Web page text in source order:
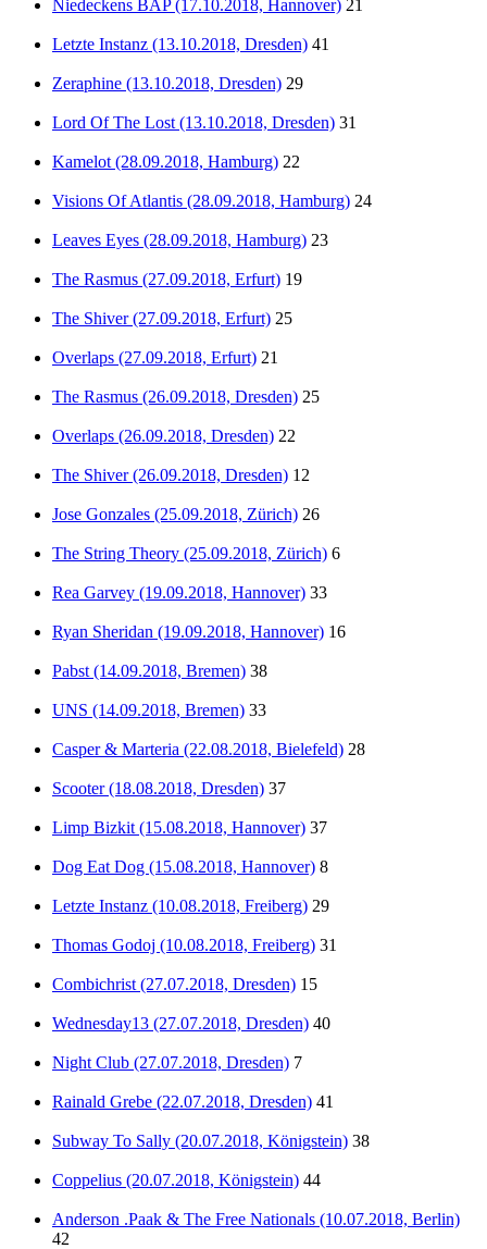
Niedeckens BAP (17.10.2018, Hannover) 21
Letzte Instanz (13.10.2018, Dresden) 41
Zeraphine (13.10.2018, Dresden) 29
Lord Of The Lost (13.10.2018, Dresden) 31
Kamelot (28.09.2018, Hamburg) 22
Visions Of Atlantis (28.09.2018, Hamburg) 24
Leaves Eyes (28.09.2018, Hamburg) 23
The Rasmus (27.09.2018, Erfurt) 19
The Shiver (27.09.2018, Erfurt) 25
Overlaps (27.09.2018, Erfurt) 21
The Rasmus (26.09.2018, Dresden) 25
Overlaps (26.09.2018, Dresden) 22
The Shiver (26.09.2018, Dresden) 12
Jose Gonzales (25.09.2018, Zürich) 26
The String Theory (25.09.2018, Zürich) 6
Rea Garvey (19.09.2018, Hannover) 33
Ryan Sheridan (19.09.2018, Hannover) 16
Pabst (14.09.2018, Bremen) 38
UNS (14.09.2018, Bremen) 33
Casper & Marteria (22.08.2018, Bielefeld) 28
Scooter (18.08.2018, Dresden) 37
Limp Bizkit (15.08.2018, Hannover) 37
Dog Eat Dog (15.08.2018, Hannover) 8
Letzte Instanz (10.08.2018, Freiberg) 29
Thomas Godoj (10.08.2018, Freiberg) 31
Combichrist (27.07.2018, Dresden) 15
Wednesday13 (27.07.2018, Dresden) 40
Night Club (27.07.2018, Dresden) 7
Rainald Grebe (22.07.2018, Dresden) 41
Subway To Sally (20.07.2018, Königstein) 38
Coppelius (20.07.2018, Königstein) 44
Anderson .Paak & The Free Nationals (10.07.2018, Berlin)
42